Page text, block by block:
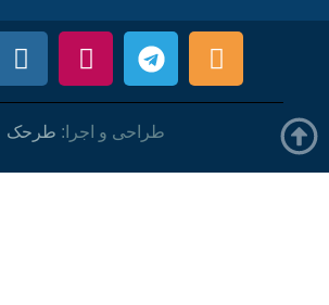
طراحی و اجرا: طرحک